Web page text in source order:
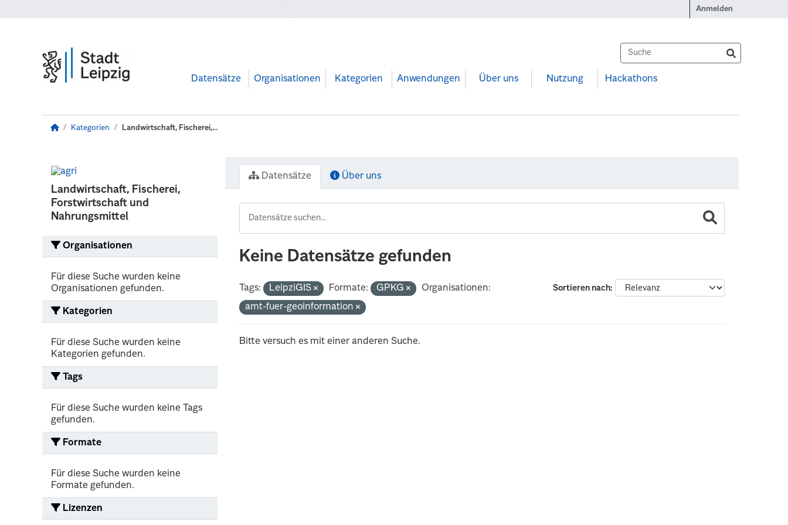
Anmelden
Datensätze Organisationen Kategorien Anwendungen Über uns Nutzung Hackathons
Kategorien Landwirtschaft, Fischerei,...
Landwirtschaft, Fischerei,
Forstwirtschaft und
Nahrungsmittel
Organisationen
Für diese Suche wurden keine
Organisationen gefunden.
Kategorien
Für diese Suche wurden keine
Kategorien gefunden.
Tags
Für diese Suche wurden keine Tags
gefunden.
Formate
Für diese Suche wurden keine
Formate gefunden.
Lizenzen
Datensätze Über uns
Keine Datensätze gefunden
Sortieren nach
Tags: LeipziGIS Formate: GPKG
Organisationen:
amt-fuer-geoinformation
Bitte versuch es mit einer anderen Suche.